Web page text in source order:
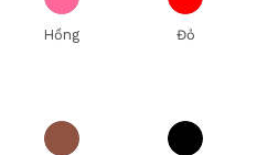
Hồng Đỏ